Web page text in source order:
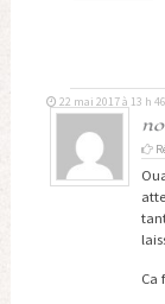
22 mai 2017 à 13 h
Ca